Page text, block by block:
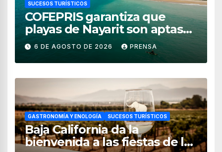
SUCESOS TURÍSTICOS
COFEPRIS garantiza que
playas de Nayarit son aptas
para uso recreativo
6 DE AGOSTO DE 2026 PRENSA
GASTRONOMÍA Y ENOLOGÍA SUCESOS TURÍSTICOS
Baja California da la
bienvenida a las fiestas de la